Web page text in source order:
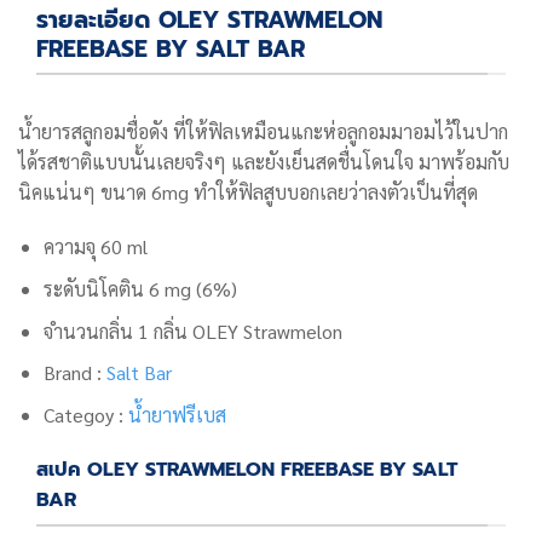
รายละเอียด OLEY STRAWMELON
FREEBASE BY SALT BAR
น้ำยารสลูกอมชื่อดัง ที่ให้ฟิลเหมือนแกะห่อลูกอมมาอมไว้ในปาก
ได้รสชาติแบบนั้นเลยจริงๆ และยังเย็นสดชื่นโดนใจ มาพร้อมกับ
นิคแน่นๆ ขนาด 6mg ทำให้ฟิลสูบบอกเลยว่าลงตัวเป็นที่สุด
ความจุ 60 ml
ระดับนิโคติน 6 mg (6%)
จำนวนกลิ่น 1 กลิ่น OLEY Strawmelon
Brand : Salt Bar
Categoy : น้ำยาฟรีเบส
สเปค OLEY STRAWMELON FREEBASE BY SALT
BAR